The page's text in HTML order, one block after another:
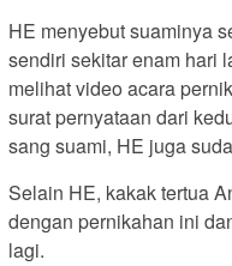
HE menyebut suaminya
sendiri sekitar enam hari
melihat video acara
surat pernyataan dari
sang suami, HE juga
Selain HE, kakak tertua
dengan pernikahan ini
lagi.